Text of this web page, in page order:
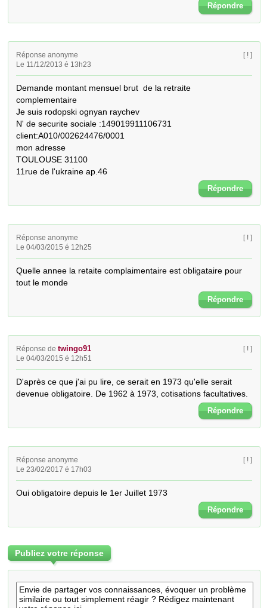
Répondre
Réponse anonyme
Le 11/12/2013 é 13h23
[ ! ]
Demande montant mensuel brut  de la retraite
complementaire
Je suis rodopski ognyan raychev
N' de securite sociale :149019911106731
client:A010/002624476/0001
mon adresse
TOULOUSE 31100
11rue de l'ukraine ap.46
Répondre
Réponse anonyme
Le 04/03/2015 é 12h25
[ ! ]
Quelle annee la retaite complaimentaire est obligataire pour
tout le monde
Répondre
Réponse detwingo91
Le 04/03/2015 é 12h51
[ ! ]
D'après ce que j'ai pu lire, ce serait en 1973 qu'elle serait
devenue obligatoire. De 1962 à 1973, cotisations facultatives.
Répondre
Réponse anonyme
Le 23/02/2017 é 17h03
[ ! ]
Oui obligatoire depuis le 1er Juillet 1973
Répondre
Publiez votre réponse